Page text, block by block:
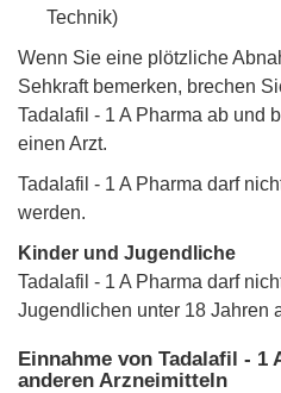
Technik)
Wenn Sie eine plötzliche
Sehkraft bemerken, brechen
Tadalafil - 1 A Pharma ab und
einen Arzt.
Tadalafil - 1 A Pharma darf
werden.
Kinder und Jugendliche
Tadalafil - 1 A Pharma darf
Jugendlichen unter 18 Jahren
Einnahme von Tadalafil - 1
anderen Arzneimitteln